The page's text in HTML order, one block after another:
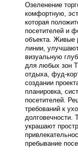
Озеленение
комфортную,
которая
посетителей и
объекта. Живые
линии,
визуальную
для любых зон
отдыха, фуд-
создании
планировка,
посетителей.
требований к
долговечности.
украшают
пребывание